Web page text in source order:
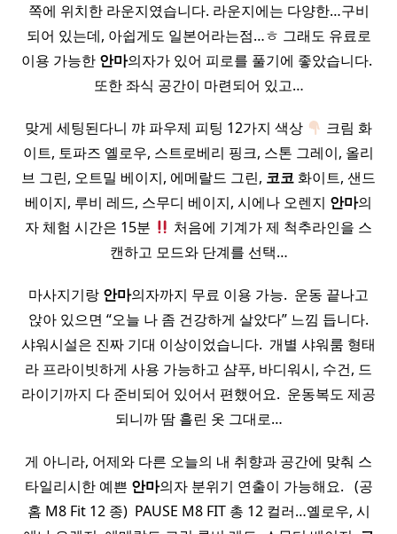
쪽에 위치한 라운지였습니다. 라운지에는 다양한…구비
되어 있는데, 아쉽게도 일본어라는점…ㅎ 그래도 유료로
이용 가능한 안마의자가 있어 피로를 풀기에 좋았습니다. ​
또한 좌식 공간이 마련되어 있고…
맞게 세팅된다니 꺄 파우제 피팅 12가지 색상
크림 화
이트, 토파즈 옐로우, 스트로베리 핑크, 스톤 그레이, 올리
브 그린, 오트밀 베이지, 에메랄드 그린, 코코 화이트, 샌드
베이지, 루비 레드, 스무디 베이지, 시에나 오렌지 안마의
자 체험 시간은 15분
처음에 기계가 제 척추라인을 스
캔하고 모드와 단계를 선택…
마사지기랑 안마의자까지 무료 이용 가능. ​ 운동 끝나고
앉아 있으면 “오늘 나 좀 건강하게 살았다” 느낌 듭니다.
샤워시설은 진짜 기대 이상이었습니다. ​ 개별 샤워룸 형태
라 프라이빗하게 사용 가능하고 샴푸, 바디워시, 수건, 드
라이기까지 다 준비되어 있어서 편했어요. ​ 운동복도 제공
되니까 땀 흘린 옷 그대로…
게 아니라, 어제와 다른 오늘의 내 취향과 공간에 맞춰 스
타일리시한 예쁜 안마의자 분위기 연출이 가능해요. ​ ​ (공
홈 M8 Fit 12 종) ​ PAUSE M8 FIT 총 12 컬러…옐로우, 시